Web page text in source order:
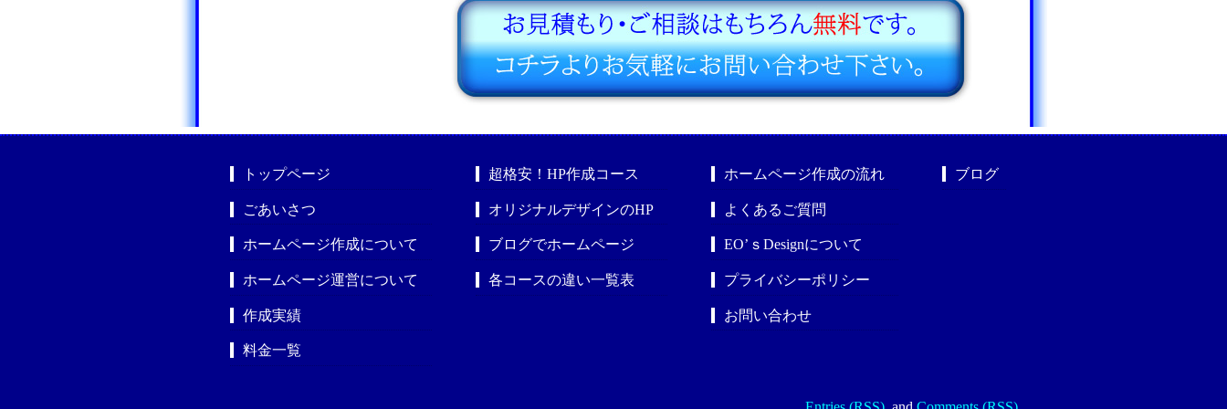
トップページ
ごあいさつ
ホームページ作成について
ホームページ運営について
作成実績
料金一覧
超格安！HP作成コース
オリジナルデザインのHP
ブログでホームページ
各コースの違い一覧表
ホームページ作成の流れ
よくあるご質問
EO’ｓDesignについて
プライバシーポリシー
お問い合わせ
ブログ